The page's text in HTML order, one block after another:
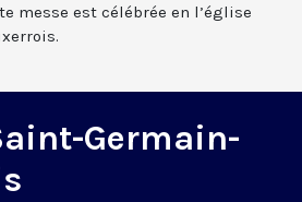
messe est célébrée en l’église
Germain-